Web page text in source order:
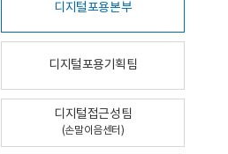
디지털포용본부
디지털포용기획팀
디지털접근성팀
(손말이음센터)